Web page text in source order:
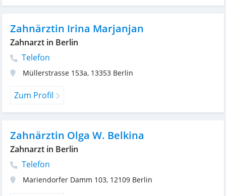
Zahnärztin Irina Marjanjan
Zahnarzt in Berlin
Telefon
Müllerstrasse 153a, 13353 Berlin
Zum Profil
Zahnärztin Olga W. Belkina
Zahnarzt in Berlin
Telefon
Mariendorfer Damm 103, 12109 Berlin